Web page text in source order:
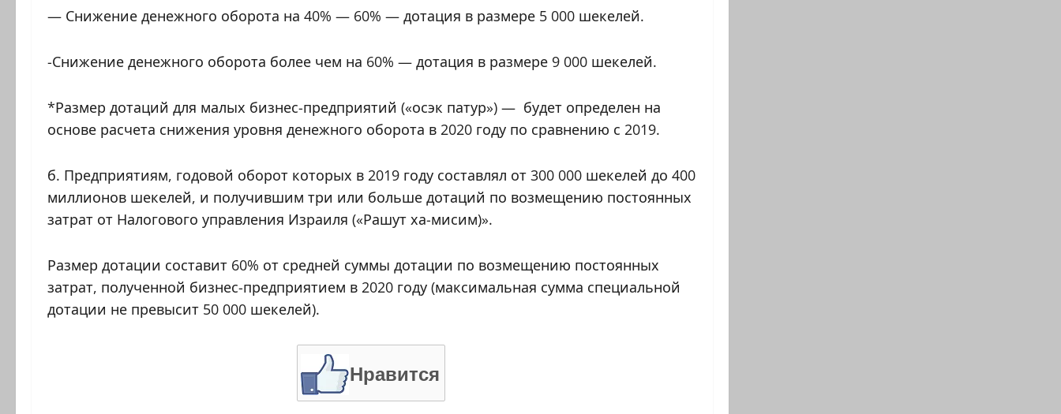
— Снижение денежного оборота на 40% — 60% — дотация в размере 5 000 шекелей.
-Снижение денежного оборота более чем на 60% — дотация в размере 9 000 шекелей.
*Размер дотаций для малых бизнес-предприятий («осэк патур») — будет определен на
основе расчета снижения уровня денежного оборота в 2020 году по сравнению с 2019.
б. Предприятиям, годовой оборот которых в 2019 году составлял от 300 000 шекелей до 400
миллионов шекелей, и получившим три или больше дотаций по возмещению постоянных
затрат от Налогового управления Израиля («Рашут ха-мисим)».
Размер дотации составит 60% от средней суммы дотации по возмещению постоянных
затрат, полученной бизнес-предприятием в 2020 году (максимальная сумма специальной
дотации не превысит 50 000 шекелей).
Нравится